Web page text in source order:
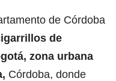
de Córdoba
de
zona urbana
Córdoba, donde